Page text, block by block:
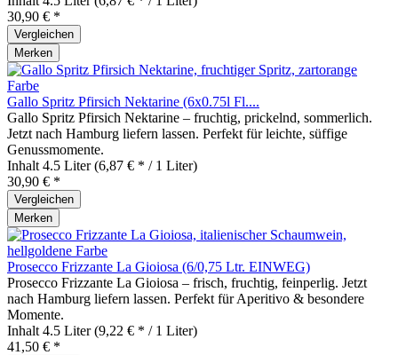
30,90 € *
Vergleichen
Merken
Gallo Spritz Pfirsich Nektarine (6x0.75l Fl....
Gallo Spritz Pfirsich Nektarine – fruchtig, prickelnd, sommerlich.
Jetzt nach Hamburg liefern lassen. Perfekt für leichte, süffige
Genussmomente.
Inhalt 4.5 Liter(6,87 € * / 1 Liter)
30,90 € *
Vergleichen
Merken
Prosecco Frizzante La Gioiosa (6/0,75 Ltr. EINWEG)
Prosecco Frizzante La Gioiosa – frisch, fruchtig, feinperlig. Jetzt
nach Hamburg liefern lassen. Perfekt für Aperitivo & besondere
Momente.
Inhalt 4.5 Liter(9,22 € * / 1 Liter)
41,50 € *